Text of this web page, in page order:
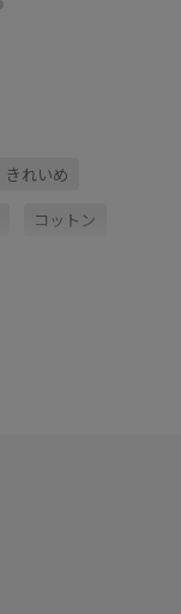
きれいめ
コットン